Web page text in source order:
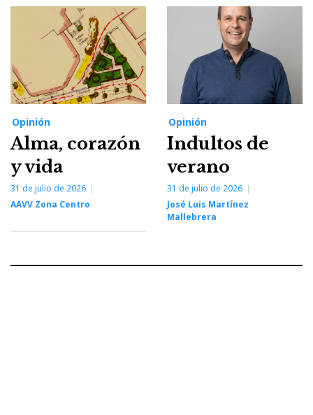
Opinión
Alma, corazón
y vida
31 de julio de 2026
AAVV Zona Centro
Opinión
Indultos de
verano
31 de julio de 2026
José Luis Martínez
Mallebrera